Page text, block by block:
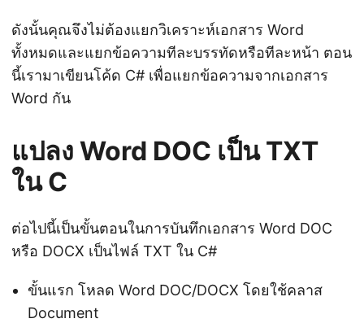
ดังนั้นคุณจึงไม่ต้องแยกวิเคราะห์เอกสาร Word
ทั้งหมดและแยกข้อความทีละบรรทัดหรือทีละหน้า ตอน
นี้เรามาเขียนโค้ด C# เพื่อแยกข้อความจากเอกสาร
Word กัน
แปลง Word DOC เป็น TXT
ใน C
ต่อไปนี้เป็นขั้นตอนในการบันทึกเอกสาร Word DOC
หรือ DOCX เป็นไฟล์ TXT ใน C#
ขั้นแรก โหลด Word DOC/DOCX โดยใช้คลาส
Document